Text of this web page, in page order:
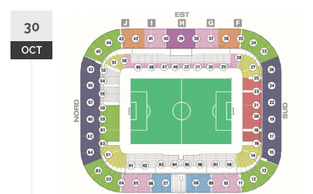
30
OCT